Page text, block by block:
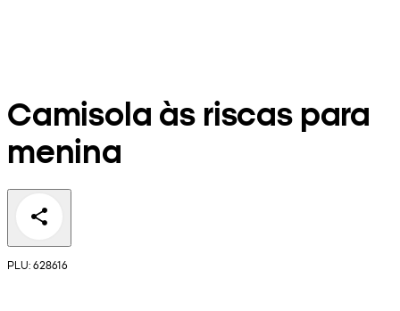
Camisola às riscas para
menina
PLU: 628616